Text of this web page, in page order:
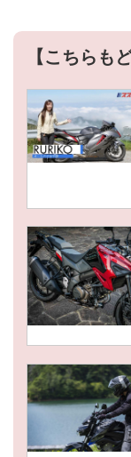
【こちらも